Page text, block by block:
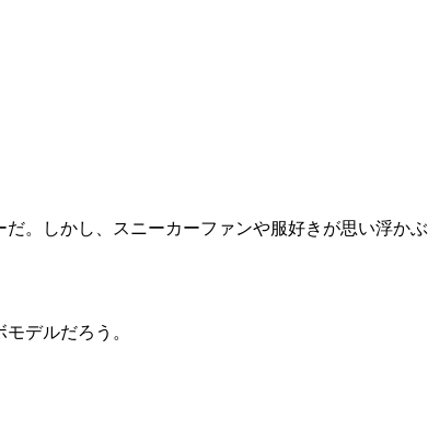
。しかし、スニーカーファンや服好きが思い浮かぶ
デルだろう。